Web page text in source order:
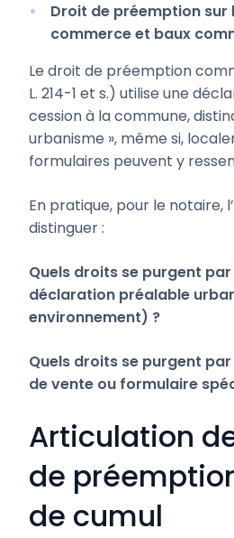
Droit de préemption sur
commerce et baux
Le droit de préemption
L. 214-1 et s.) utilise une
cession à la commune,
urbanisme », même si,
formulaires peuvent y
En pratique, pour le notaire,
distinguer :
Quels droits se purgent par
déclaration préalable
environnement) ?
Quels droits se purgent
de vente ou formulaire
Articulation
de
de cumul